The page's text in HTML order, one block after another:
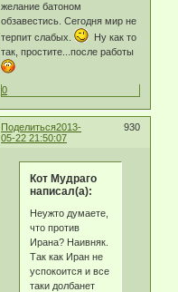
желание батоном
обзавестись. Сегодня мир не
терпит слабых.
Ну как то
так, простите...после работы
0
Поделиться 930
2013-
05-22 21:50:07
Кот Мудраго
написал(а):
Неужто думаете,
что против
Ирана? Наивняк.
Так как Иран не
успокоится и все
таки долбанет